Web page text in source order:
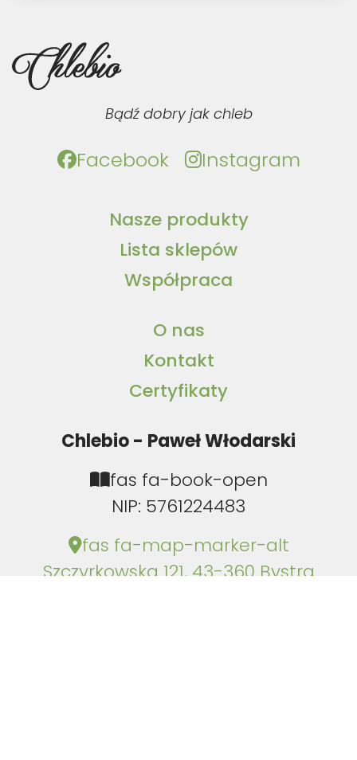
Bądź dobry jak chleb
Facebook Instagram
Nasze produkty
Lista sklepów
Współpraca
O nas
Kontakt
Certyfikaty
Chlebio - Paweł Włodarski
fas fa-book-open
NIP: 5761224483
fas fa-map-marker-alt
Szczyrkowska 121, 43-360 Bystra